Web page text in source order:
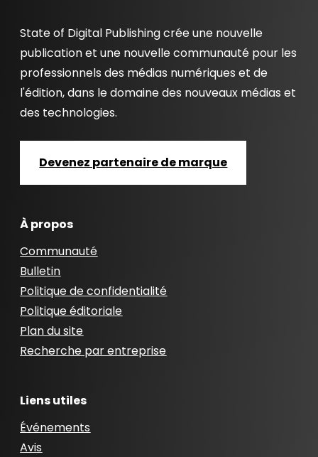
State of Digital Publishing crée une nouvelle
publication et une nouvelle communauté pour les
professionnels des médias numériques et de
l'édition, dans le domaine des nouveaux médias et
des technologies.
Devenez partenaire de marque
À propos
Communauté
Bulletin
Politique de confidentialité
Politique éditoriale
Plan du site
Recherche par entreprise
Liens utiles
Événements
Avis